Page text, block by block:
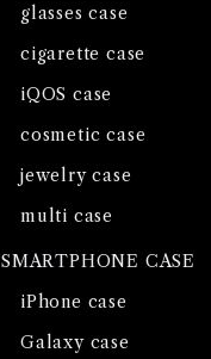
glasses case
cigarette case
iQOS case
cosmetic case
jewelry case
multi case
SMARTPHONE CASE
iPhone case
Galaxy case